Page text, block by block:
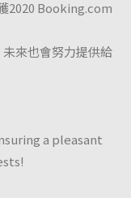
2020 Booking.com
來也會努力提供給
a pleasant